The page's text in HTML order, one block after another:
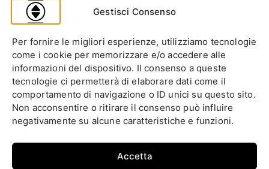
Gestisci Consenso
Per fornire le migliori esperienze, utilizziamo tecnologie
come i cookie per memorizzare e/o accedere alle
informazioni del dispositivo. Il consenso a queste
tecnologie ci permetterà di elaborare dati come il
comportamento di navigazione o ID unici su questo sito.
Non acconsentire o ritirare il consenso può influire
negativamente su alcune caratteristiche e funzioni.
Accetta
Legge Regionale n. 6/1989: Analisi Tecnica per Progettisti e
Amministratori
Norma EN 81-70 e sicurezza nella progettazione ascensore
Ascensore Condominiale
Barriere Architettoniche
Codice Civile
Condominio
Decreto Ministeriale
Decreto Presidente della Repubblica
Ente italiano di normazione
Ente Nazionale di Unificazione